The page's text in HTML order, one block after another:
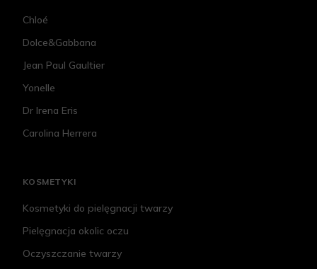
Chloé
Dolce&Gabbana
Jean Paul Gaultier
Yonelle
Dr Irena Eris
Carolina Herrera
KOSMETYKI
Kosmetyki do pielęgnacji twarzy
Pielęgnacja okolic oczu
Oczyszczanie twarzy